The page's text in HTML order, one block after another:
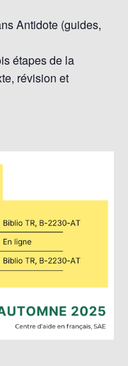
Antidote (guides,
étapes de la
révision et